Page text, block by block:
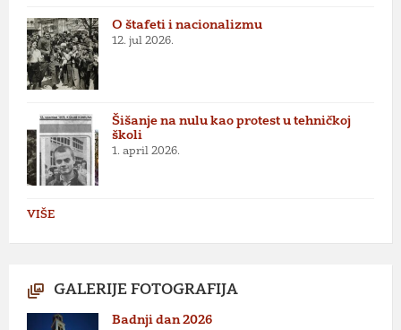
O štafeti i nacionalizmu
12. jul 2026.
Šišanje na nulu kao protest u tehničkoj
školi
1. april 2026.
VIŠE
GALERIJE FOTOGRAFIJA
Badnji dan 2026